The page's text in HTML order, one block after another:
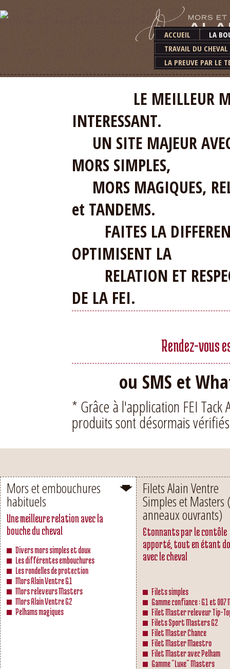
ACCUEIL
LA
TRAVAIL DU
LA PREUVE PAR LE
LE MEILLEUR
INTERESSANT.
UN SITE MAJEUR
MORS SIMPLES,
MORS MAGIQUES,
et TANDEMS.
FAITES LA
OPTIMISENT LA
RELATION ET
DE LA FEI.
Rendez-vous
ou SMS et
* Grâce à l'application FEI
produits sont désormais
Mors et embouchures
habituels
Une meilleure relation avec la
bouche du cheval
Divers mors simples et doux
Les différentes embouchures
Les rondelles de protection
Mors Alain Ventre G1
Mors releveurs Masters
Mors Alain Ventre G2
Pelhams magiques
Filets Alain Ventre
Simples et Masters
anneaux ouvrants)
Etonnants par le contôle
apporté, tout en étant
avec le cheval
Filets simples
Gamme confiance : G1 et
Filet Master releveur Tip-
Filets Sport Masters G2
Filet Master Chance
Filet Master Maestro
Filet Master avec Pelham
Gamme "Luxe" Masters